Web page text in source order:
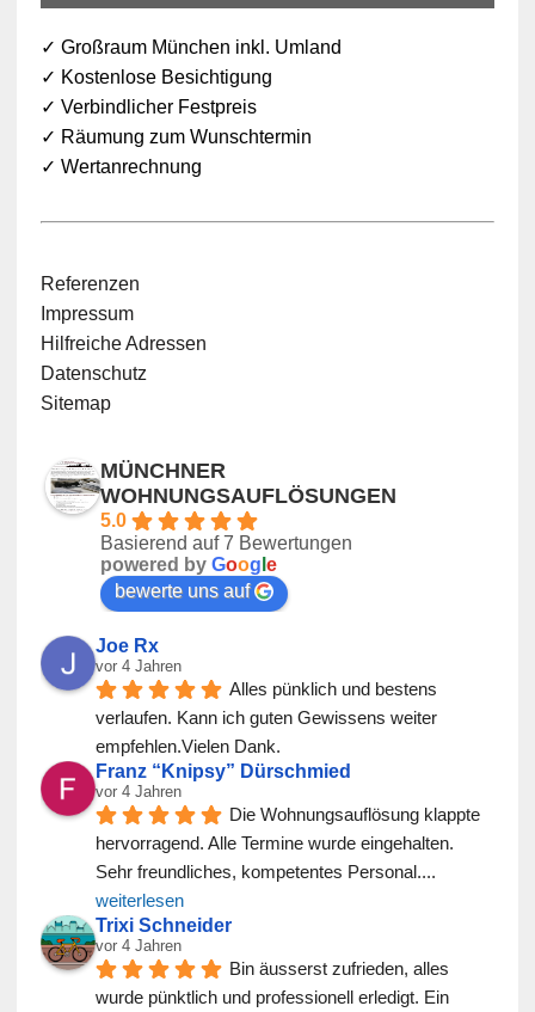
✓ Großraum München inkl. Umland
✓ Kostenlose Besichtigung
✓ Verbindlicher Festpreis
✓ Räumung zum Wunschtermin
✓ Wertanrechnung
Referenzen
Impressum
Hilfreiche Adressen
Datenschutz
Sitemap
MÜNCHNER
WOHNUNGSAUFLÖSUNGEN
5.0
Basierend auf 7 Bewertungen
powered by Goog e
bewerte uns auf
Joe Rx
vor 4 Jahren
Alles pünklich und bestens
verlaufen. Kann ich guten Gewissens weiter
empfehlen.Vielen Dank.
Franz “Knipsy” Dürschmied
vor 4 Jahren
Die Wohnungsauflösung klappte
hervorragend. Alle Termine wurde eingehalten.
Sehr freundliches, kompetentes Personal.
weiterlesen
Trixi Schneider
vor 4 Jahren
Bin äusserst zufrieden, alles
wurde pünktlich und professionell erledigt. Ein